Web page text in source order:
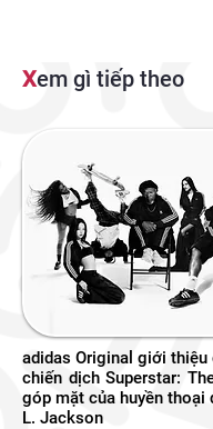
Xem gì tiếp theo
adidas Original giới
chiến dịch Superstar:
góp mặt của huyền thoại
L. Jackson